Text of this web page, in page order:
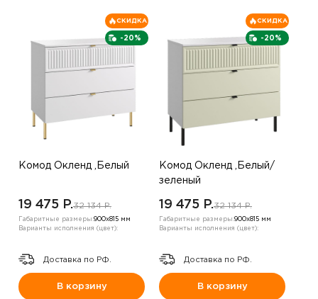
-20%
СКИДКА
Комод Окленд ,Белый
19 475 P.32 134 P.
Габаритные размеры:900х815 мм
Варианты исполнения (цвет):
Доставка по РФ.
В корзину
-20%
СКИДКА
Комод Окленд ,Белый/
зеленый
19 475 P.32 134 P.
Габаритные размеры:900х815 мм
Варианты исполнения (цвет):
Доставка по РФ.
В корзину